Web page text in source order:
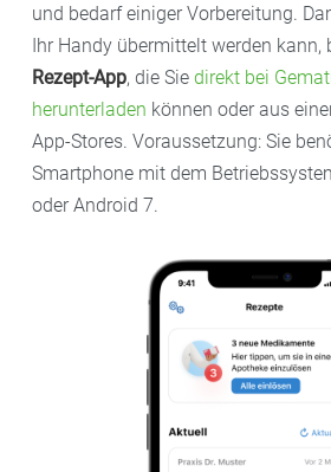
und bedarf einiger Vorbereitung.
Ihr Handy übermittelt werden kann,
Rezept-App, die Sie direkt bei
herunterladen können oder aus
App-Stores. Voraussetzung: Sie
Smartphone mit dem
oder Android 7.